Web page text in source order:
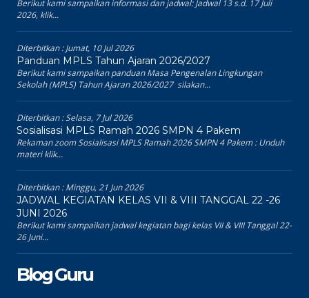
Berikut kami sampaikan informasi dan jadwal: Jadwal 13 s.d. 17 Juli
2026, klik...
Diterbitkan :Jumat, 10 Jul 2026
Panduan MPLS Tahun Ajaran 2026/2027
Berikut kami sampaikan panduan Masa Pengenalan Lingkungan
Sekolah (MPLS) Tahun Ajaran 2026/2027 silakan...
Diterbitkan :Selasa, 7 Jul 2026
Sosialisasi MPLS Ramah 2026 SMPN 4 Pakem
Rekaman zoom Sosialisasi MPLS Ramah 2026 SMPN 4 Pakem : Unduh
materi klik...
Diterbitkan :Minggu, 21 Jun 2026
JADWAL KEGIATAN KELAS VII & VIII TANGGAL 22 -26
JUNI 2026
Berikut kami sampaikan jadwal kegiatan bagi kelas VII & VIII Tanggal 22-
26 Juni...
Blog Guru